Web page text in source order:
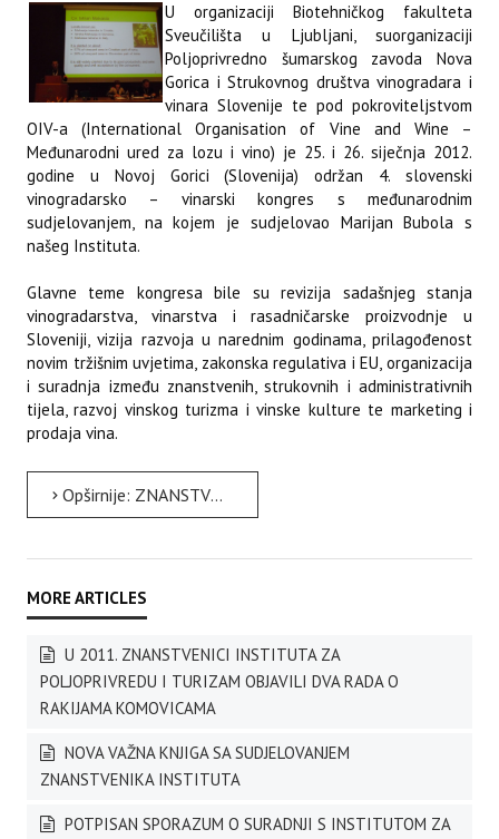
U organizaciji Biotehničkog fakulteta
Sveučilišta u Ljubljani, suorganizaciji
Poljoprivredno šumarskog zavoda Nova
Gorica i Strukovnog društva vinogradara i
vinara Slovenije te pod pokroviteljstvom
OIV-a (International Organisation of Vine and Wine –
Međunarodni ured za lozu i vino) je 25. i 26. siječnja 2012.
godine u Novoj Gorici (Slovenija) održan 4. slovenski
vinogradarsko – vinarski kongres s međunarodnim
sudjelovanjem, na kojem je sudjelovao Marijan Bubola s
našeg Instituta.
Glavne teme kongresa bile su revizija sadašnjeg stanja
vinogradarstva, vinarstva i rasadničarske proizvodnje u
Sloveniji, vizija razvoja u narednim godinama, prilagođenost
novim tržišnim uvjetima, zakonska regulativa i EU, organizacija
i suradnja između znanstvenih, strukovnih i administrativnih
tijela, razvoj vinskog turizma i vinske kulture te marketing i
prodaja vina.
Opširnije: ZNANSTVENICI INSTITUTA NA ČETVRTOM SLOVENSKOM VINOGRADARSKO – VINARSKOM KONGRESU
U 2011. ZNANSTVENICI INSTITUTA ZA
POLJOPRIVREDU I TURIZAM OBJAVILI DVA RADA O
RAKIJAMA KOMOVICAMA
NOVA VAŽNA KNJIGA SA SUDJELOVANJEM
ZNANSTVENIKA INSTITUTA
POTPISAN SPORAZUM O SURADNJI S INSTITUTOM ZA